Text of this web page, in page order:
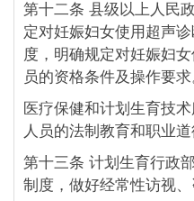
第十二条 县级以上人民
定对妊娠妇女使用超声
度，明确规定对妊娠妇
员的资格条件及操作要求
医疗保健和计划生育技
人员的法制教育和职业道
第十三条 计划生育行政
制度，做好经常性访视